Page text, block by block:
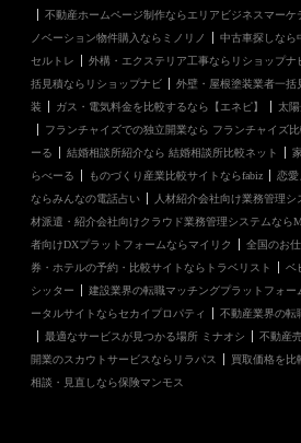
不動産ホームページ制作ならエリアビジネスマーケ
ノベーション物件購入ならミノリノ
中古車探しなら
セルトレ
外構・エクステリア工事ならリショップナ
括見積ならリショップナビ
外壁・屋根塗装業者一括
装
ガス・電気料金を比較するなら【エネピ】
太
フランチャイズでの独立開業なら フランチャイズ比
ーる
結婚相談所紹介なら 結婚相談所比較ネット
らべーる
ものづくり産業比較サイトならfabiz 恋愛
ならみんなの電話占い
人材紹介会社向け業務管理シ
材派遣・紹介会社向けクラウド業務管理システムなら
者向けDXプラットフォームならマイリク
全国のお
券・ホテルの予約・比較サイトならトラベリスト
ベ
シッター
建設業界の転職マッチングプラットフォー
ータルサイトならセカイプロパティ
不動産業界の転
最適なサービスが見つかる場所 ミナオシ
不動産
開業のスカウトサービスならリラパス
買取価格を比
相談・見直しなら保険マンモス